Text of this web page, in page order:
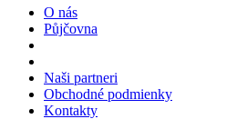
O nás
Půjčovna
Naši partneri
Obchodné podmienky
Kontakty